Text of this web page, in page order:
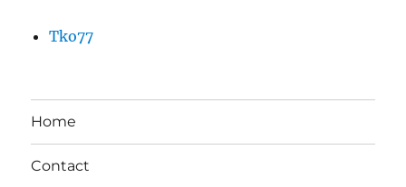
Tko77
Home
Contact